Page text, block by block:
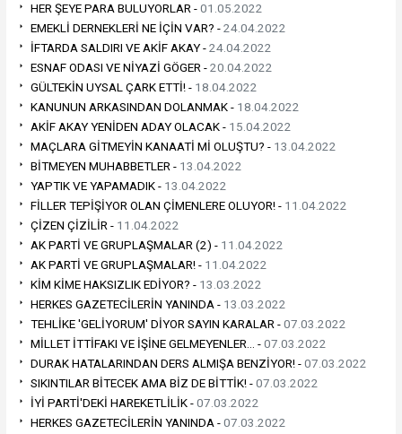
HER ŞEYE PARA BULUYORLAR -01.05.2022
EMEKLİ DERNEKLERİ NE İÇİN VAR? -24.04.2022
İFTARDA SALDIRI VE AKİF AKAY -24.04.2022
ESNAF ODASI VE NİYAZİ GÖGER -20.04.2022
GÜLTEKİN UYSAL ÇARK ETTİ! - 18.04.2022
KANUNUN ARKASINDAN DOLANMAK - 18.04.2022
AKİF AKAY YENİDEN ADAY OLACAK - 15.04.2022
MAÇLARA GİTMEYİN KANAATİ Mİ OLUŞTU? - 13.04.2022
BİTMEYEN MUHABBETLER - 13.04.2022
YAPTIK VE YAPAMADIK - 13.04.2022
FİLLER TEPİŞİYOR OLAN ÇİMENLERE OLUYOR! - 11.04.2022
ÇİZEN ÇİZİLİR - 11.04.2022
AK PARTİ VE GRUPLAŞMALAR (2) - 11.04.2022
AK PARTİ VE GRUPLAŞMALAR! - 11.04.2022
KİM KİME HAKSIZLIK EDİYOR? - 13.03.2022
HERKES GAZETECİLERİN YANINDA - 13.03.2022
TEHLİKE 'GELİYORUM' DİYOR SAYIN KARALAR -07.03.2022
MİLLET İTTİFAKI VE İŞİNE GELMEYENLER… -07.03.2022
DURAK HATALARINDAN DERS ALMIŞA BENZİYOR! -07.03.2022
SIKINTILAR BİTECEK AMA BİZ DE BİTTİK! -07.03.2022
İYİ PARTİ'DEKİ HAREKETLİLİK -07.03.2022
HERKES GAZETECİLERİN YANINDA -07.03.2022